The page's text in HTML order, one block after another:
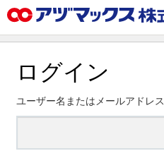
お気に入り
カート
ログイン
ユーザー名またはメールアドレス